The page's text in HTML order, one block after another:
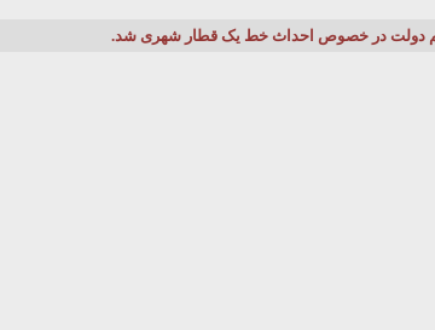
سهم دولت در خصوص احداث خط یک قطار شهری شد.